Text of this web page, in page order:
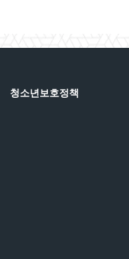
청소년보호정책